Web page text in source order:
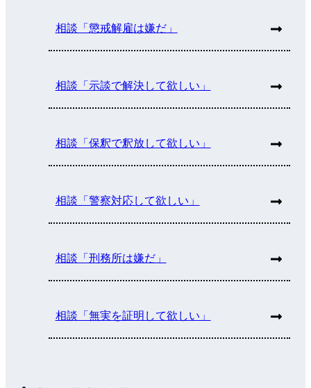
相談「懲戒解雇は嫌だ」
相談「示談で解決して欲しい」
相談「保釈で釈放して欲しい」
相談「警察対応して欲しい」
相談「刑務所は嫌だ」
相談「無実を証明して欲しい」